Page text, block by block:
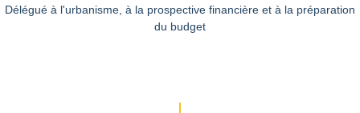
Délégué à l'urbanisme, à la prospective financière et à la préparation
du budget
|